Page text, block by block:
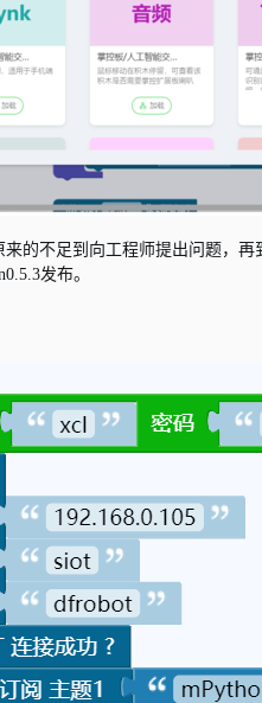
的不足到向工程师提出问题，
发布。